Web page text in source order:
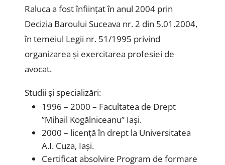
Raluca a fost înființat în anul 2004 prin
Decizia Baroului Suceava nr. 2 din 5.01.2004,
în temeiul Legii nr. 51/1995 privind
organizarea și exercitarea profesiei de
avocat.
Studii și specializări:
1996 – 2000 – Facultatea de Drept
”Mihail Kogălniceanu” Iași.
2000 – licență în drept la Universitatea
A.I. Cuza, Iași.
Certificat absolvire Program de formare